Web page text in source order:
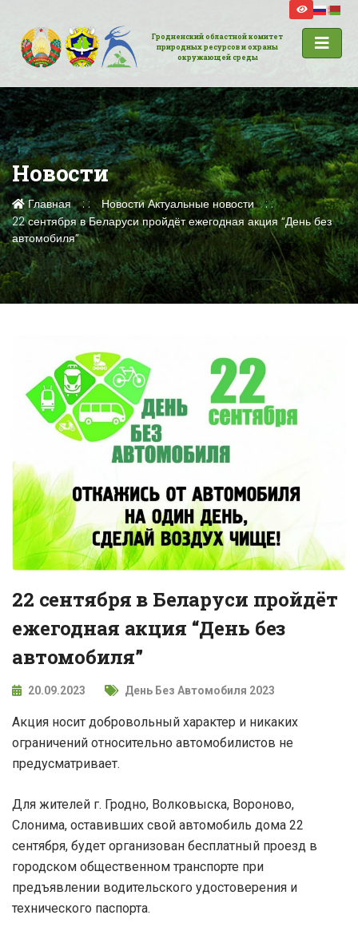
Гродненский областной комитет
природных ресурсов и охраны
окружающей среды
Новости
Главная Новости Актуальные новости
22 сентября в Беларуси пройдёт ежегодная акция “День без
автомобиля”
22 сентября в Беларуси пройдёт
ежегодная акция “День без
автомобиля”
20.09.2023 День Без Автомобиля 2023
Акция носит добровольный характер и никаких
ограничений относительно автомобилистов не
предусматривает.
Для жителей г. Гродно, Волковыска, Вороново,
Слонима, оставивших свой автомобиль дома 22
сентября, будет организован бесплатный проезд в
городском общественном транспорте при
предъявлении водительского удостоверения и
технического паспорта.